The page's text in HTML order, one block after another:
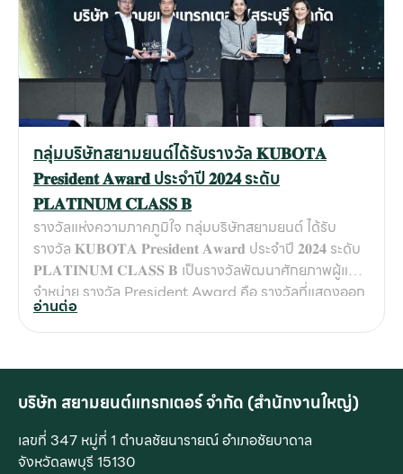
กลุ่มบริษัทสยามยนต์ได้รับรางวัล 𝐊𝐔𝐁𝐎𝐓𝐀
𝐏𝐫𝐞𝐬𝐢𝐝𝐞𝐧𝐭 𝐀𝐰𝐚𝐫𝐝 ประจำปี 𝟐𝟎𝟐𝟒 ระดับ
𝐏𝐋𝐀𝐓𝐈𝐍𝐔𝐌 𝐂𝐋𝐀𝐒𝐒 𝐁
รางวัลแห่งความภาคภูมิใจ กลุ่มบริษัทสยามยนต์ ได้รับ
รางวัล 𝐊𝐔𝐁𝐎𝐓𝐀 𝐏𝐫𝐞𝐬𝐢𝐝𝐞𝐧𝐭 𝐀𝐰𝐚𝐫𝐝 ประจำปี 𝟐𝟎𝟐𝟒 ระดับ
𝐏𝐋𝐀𝐓𝐈𝐍𝐔𝐌 𝐂𝐋𝐀𝐒𝐒 𝐁 เป็นรางวัลพัฒนาศักยภาพผู้แทน
จำหน่าย รางวัล President Award คือ รางวัลที่แสดงออก
ถึงความเป็นเลิศในทุกๆด้าน อันได้แก่ ในโอกาสนี้ กลุ่มบริษัท
สยามยนต์ สระบุรี-ลพบุรี ต้อง #ขอขอบคุณลูกค้าผู้มีอุปการ
ปี เราขอให้คำมั่นสัญญาว่าจะรักษามาตรฐานและมุ่งมั่น
ชุมชน สังคมเกษตรกรรม พันธมิตรและเครือข่าย ให้เติบโต
อย่างยั่งยืนไปด้วยกัน
อ่านต่อ
บริษัท สยามยนต์แทรกเตอร์ จำกัด (สำนักงานใหญ่)
เลขที่ 347 หมู่ที่ 1 ตำบลชัยนารายณ์ อำเภอชัยบาดาล
จังหวัดลพบุรี 15130